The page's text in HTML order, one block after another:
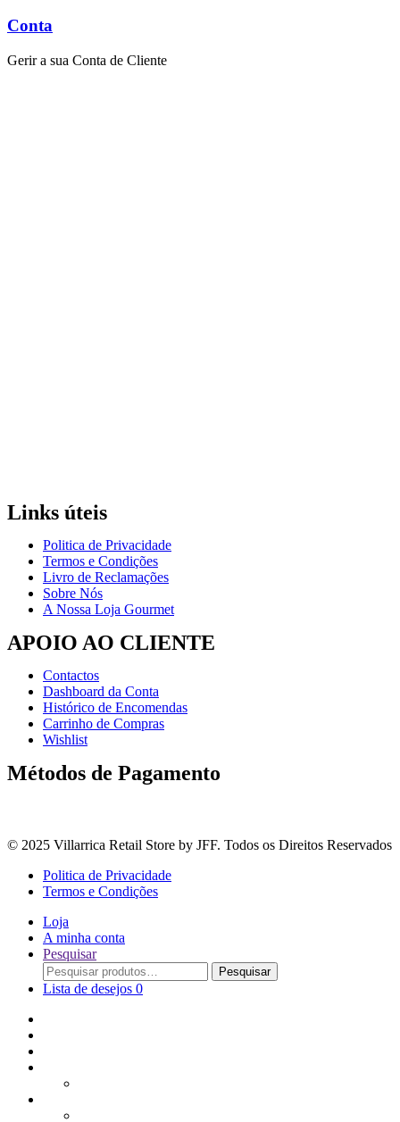
Conta
Gerir a sua Conta de Cliente
Links úteis
Politica de Privacidade
Termos e Condições
Livro de Reclamações
Sobre Nós
A Nossa Loja Gourmet
APOIO AO CLIENTE
Contactos
Dashboard da Conta
Histórico de Encomendas
Carrinho de Compras
Wishlist
Métodos de Pagamento
© 2025 Villarrica Retail Store by JFF. Todos os Direitos Reservados
Politica de Privacidade
Termos e Condições
Loja
A minha conta
Pesquisar
Procurar
por:
Pesquisar
Lista de desejos 0